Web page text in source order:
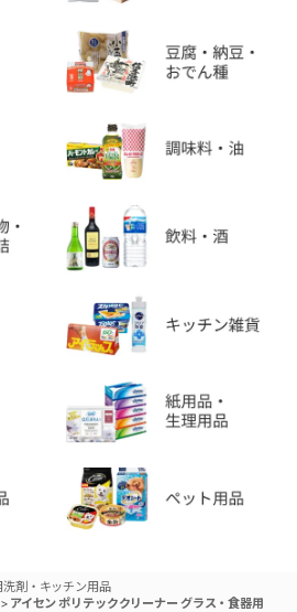
洗剤・キッチン用品
> アイセン ポリテッククリーナー グラス・食器用